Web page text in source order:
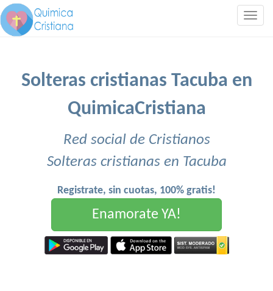
Solteras cristianas Tacuba en
QuimicaCristiana
Red social de Cristianos
Solteras cristianas en Tacuba
Registrate, sin cuotas, 100% gratis!
Enamorate YA!